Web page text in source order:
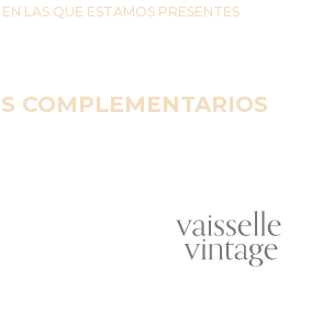
LAS QUE ESTAMOS PRESENTES
COMPLEMENTARIOS